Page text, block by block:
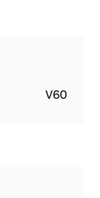
V60